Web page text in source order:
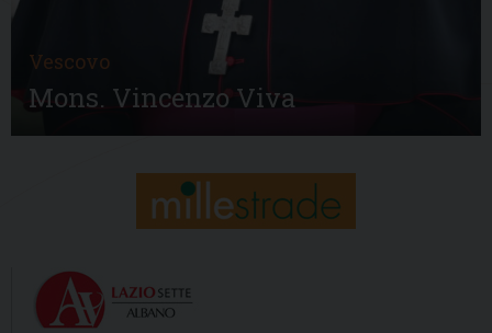
Vescovo
Mons. Vincenzo Viva